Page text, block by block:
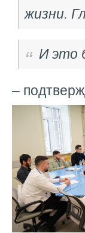
жизни.
И это
–